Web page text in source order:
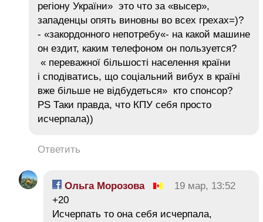
регіону України» это что за «высер»,
западенцы опять виновны во всех грехах=)?
- «закордонного непотребу«- на какой машине
он ездит, каким телефоном он пользуется?
« переважної більшості населення країни
і сподіватись, що соціальний вибух в країні
вже більше не відбудеться» кто спонсор?
PS Таки правда, что КПУ себя просто
исчерпала))
Ответить
Ольга Морозова
19 мар, 13:52
+20
Исчерпать то она себя исчерпала,